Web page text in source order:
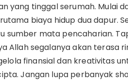
yang tinggal serumah. Mulai
biaya hidup dua dapur.
sumber mata pencaharian.
Allah segalanya akan terasa
finansial dan kreativitas
Jangan lupa perbanyak